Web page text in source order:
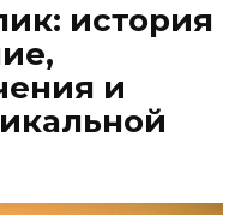
история
и